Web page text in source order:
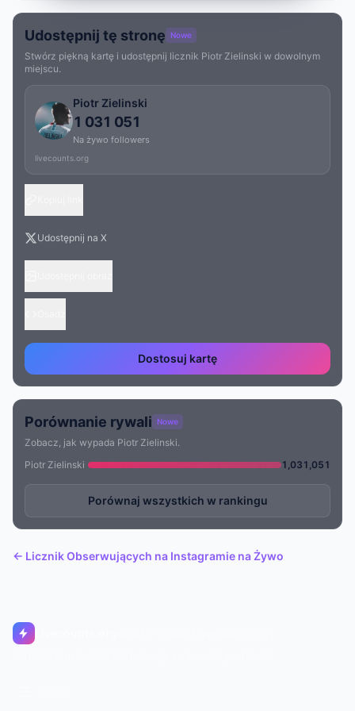
Udostępnij tę stronę Nowe
Stwórz piękną kartę i udostępnij licznik Piotr Zielinski w dowolnym
miejscu.
Piotr Zielinski
1 031 051
Na żywo followers
livecounts.org
Udostępnij na X
Dostosuj kartę
Porównanie rywali Nowe
Zobacz, jak wypada Piotr Zielinski.
Piotr Zielinski
1,031,051
Porównaj wszystkich w rankingu
← Licznik Obserwujących na Instagramie na Żywo